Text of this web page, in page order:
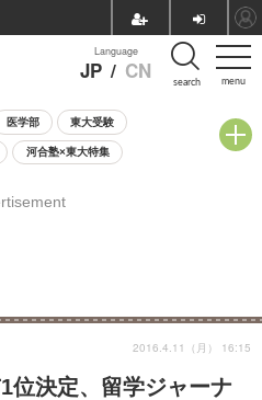
menu
Language
JP / CN search
医学部 東大受験
河合塾×東大特集
説明会・相談会
位決定、留学ジャーナ
2016.4.11（月） 16:15